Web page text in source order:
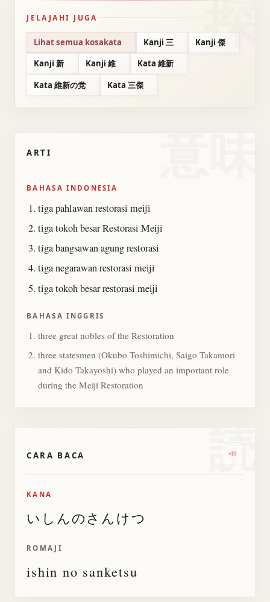
JELAJAHI JUGA
Lihat semua kosakata Kanji 三
Kanji 傑
Kanji 新
Kanji 維
Kata 維新
Kata 維新の党
Kata 三傑
意味
ARTI
BAHASA INDONESIA
tiga pahlawan restorasi meiji
tiga tokoh besar Restorasi Meiji
tiga bangsawan agung restorasi
tiga negarawan restorasi meiji
tiga tokoh besar restorasi meiji
BAHASA INGGRIS
three great nobles of the Restoration
three statesmen (Okubo Toshimichi, Saigo Takamori
and Kido Takayoshi) who played an important role
during the Meiji Restoration
読
CARA BACA
KANA
いしんのさんけつ
ROMAJI
ishin no sanketsu